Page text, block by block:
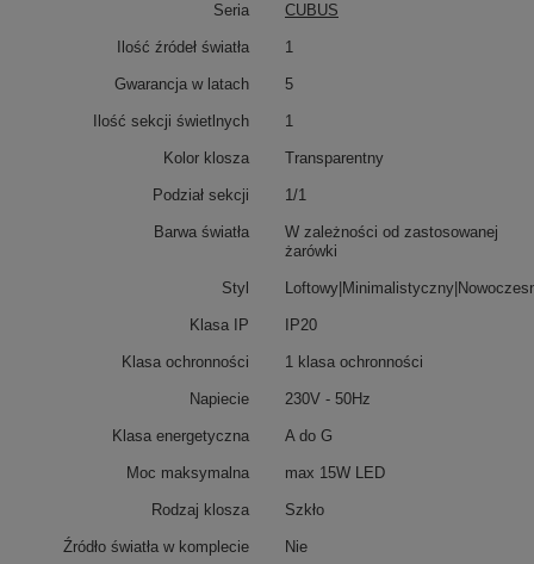
Seria CUBUS
Ilość źródeł światła 1
Gwarancja w latach 5
Ilość sekcji świetlnych 1
Kolor klosza Transparentny
Podział sekcji 1/1
Barwa światła
W zależności od zastosowanej
żarówki
Styl
Klasa IP IP20
Klasa ochronności 1 klasa ochronności
Napiecie 230V - 50Hz
Klasa energetyczna A do G
Moc maksymalna max 15W LED
Rodzaj klosza Szkło
Źródło światła w komplecie Nie